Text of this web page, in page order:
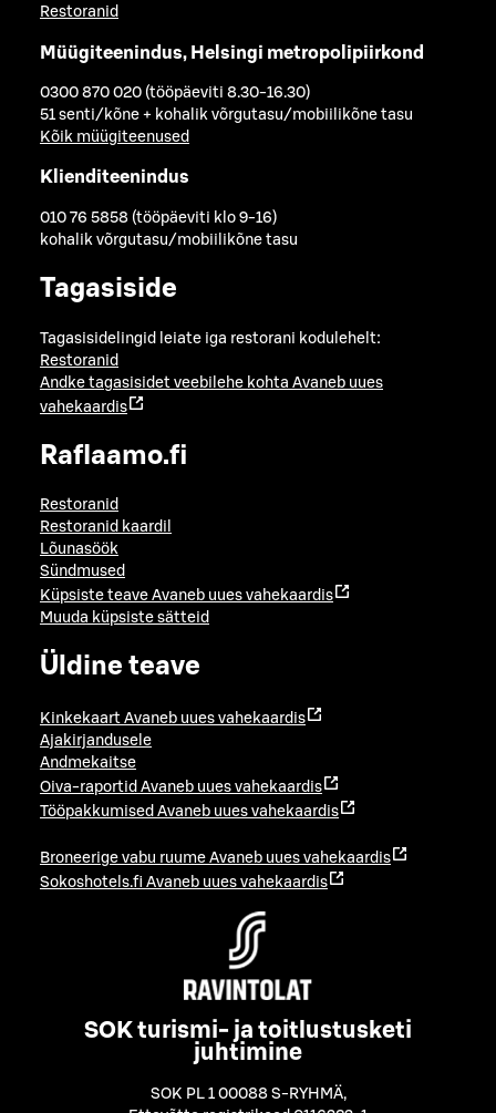
Restoranid
Müügiteenindus, Helsingi metropolipiirkond
0300 870 020 (tööpäeviti 8.30-16.30)
51 senti/kõne + kohalik võrgutasu/mobiilikõne tasu
Kõik müügiteenused
Klienditeenindus
010 76 5858 (tööpäeviti klo 9-16)
kohalik võrgutasu/mobiilikõne tasu
Tagasiside
Tagasisidelingid leiate iga restorani kodulehelt:
Restoranid
Andke tagasisidet veebilehe kohta Avaneb uues
vahekaardis
Raflaamo.fi
Restoranid
Restoranid kaardil
Lõunasöök
Sündmused
Küpsiste teave Avaneb uues vahekaardis
Muuda küpsiste sätteid
Üldine teave
Kinkekaart Avaneb uues vahekaardis
Ajakirjandusele
Andmekaitse
Oiva-raportid Avaneb uues vahekaardis
Tööpakkumised Avaneb uues vahekaardis
Broneerige vabu ruume Avaneb uues vahekaardis
Sokoshotels.fi Avaneb uues vahekaardis
SOK turismi- ja toitlustusketi
juhtimine
SOK PL 1 00088 S-RYHMÄ,